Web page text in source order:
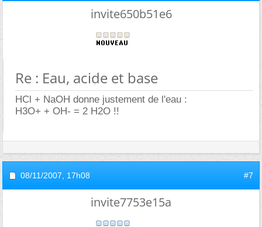
invite650b51e6
Re : Eau, acide et base
HCl + NaOH donne justement de l'eau :
H3O+ + OH- = 2 H2O !!
08/11/2007, 17h08 #7
invite7753e15a